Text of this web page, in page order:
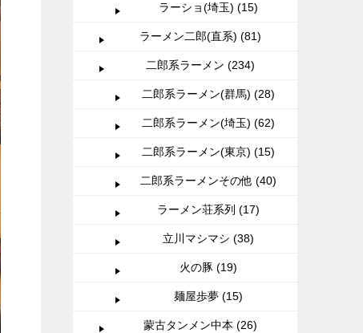
ラーショ(埼玉) (15)
ラーメン二郎(直系) (81)
二郎系ラーメン (234)
二郎系ラーメン(群馬) (28)
二郎系ラーメン(埼玉) (62)
二郎系ラーメン(東京) (15)
二郎系ラーメンその他 (40)
ラーメン荘系列 (17)
立川マシマシ (38)
火の豚 (19)
麺屋歩夢 (15)
蒙古タンメン中本 (26)